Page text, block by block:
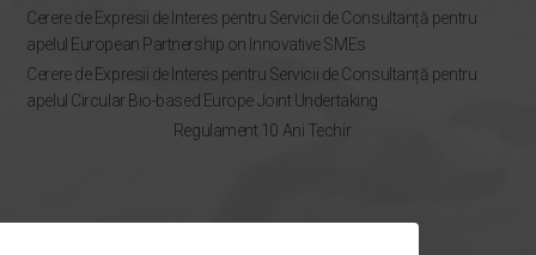
Cerere de Expresii de Interes pentru Servicii de Consultanță pentru
apelul European Partnership on Innovative SMEs
Cerere de Expresii de Interes pentru Servicii de Consultanță pentru
apelul Circular Bio-based Europe Joint Undertaking
Regulament 10 Ani Techir